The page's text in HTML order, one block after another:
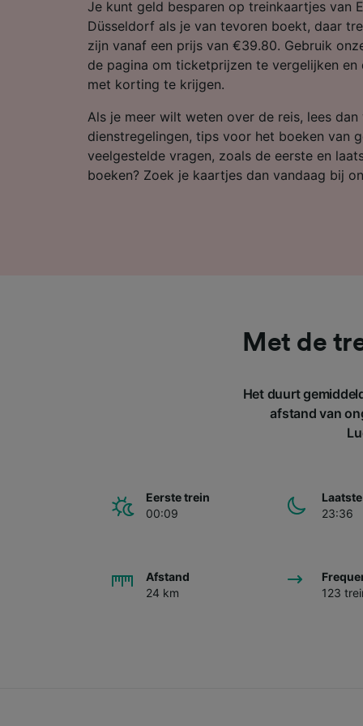
Je kunt geld besparen op treinkaartjes van
Düsseldorf als je van tevoren boekt, daar
zijn vanaf een prijs van €39.80. Gebruik
de pagina om ticketprijzen te vergelijken
met korting te krijgen.
Als je meer wilt weten over de reis, lees
dienstregelingen, tips voor het boeken van
veelgestelde vragen, zoals de eerste en
boeken? Zoek je kaartjes dan vandaag bij
Met de
Het duurt
afstand van
Eerste trein
00:09
23:36
Afstand
24 km
123